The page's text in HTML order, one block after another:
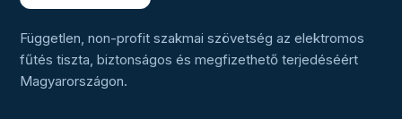
Független, non-profit szakmai szövetség az elektromos
fűtés tiszta, biztonságos és megfizethető terjedéséért
Magyarországon.